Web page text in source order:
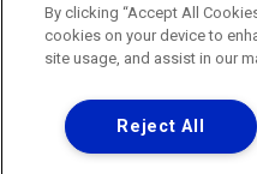
Uma empresa
Copyright
By clicking “Accept All
cookies on your device to
site usage, and assist in our
Reject All